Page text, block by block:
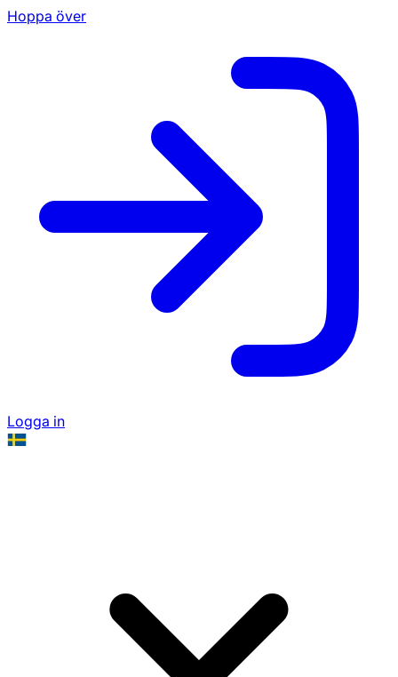
Hoppa över
Logga in